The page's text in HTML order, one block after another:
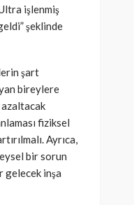
işlenmiş
şeklinde
şart
bireylere
fiziksel
Ayrıca,
bir sorun
gelecek inşa